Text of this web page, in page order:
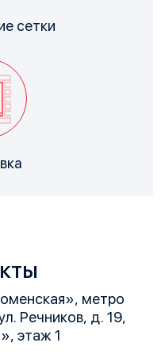
сетки
метро
Речников, д. 19,
этаж 1